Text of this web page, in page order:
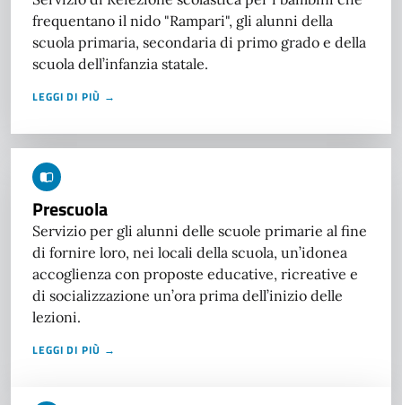
frequentano il nido "Rampari", gli alunni della
scuola primaria, secondaria di primo grado e della
scuola dell’infanzia statale.
LEGGI DI PIÙ →
Prescuola
Servizio per gli alunni delle scuole primarie al fine
di fornire loro, nei locali della scuola, un’idonea
accoglienza con proposte educative, ricreative e
di socializzazione un’ora prima dell’inizio delle
lezioni.
LEGGI DI PIÙ →